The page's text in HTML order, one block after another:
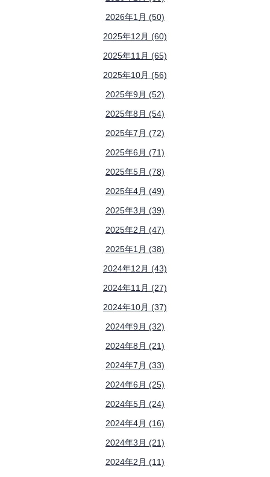
2026年1月 (50)
2025年12月 (60)
2025年11月 (65)
2025年10月 (56)
2025年9月 (52)
2025年8月 (54)
2025年7月 (72)
2025年6月 (71)
2025年5月 (78)
2025年4月 (49)
2025年3月 (39)
2025年2月 (47)
2025年1月 (38)
2024年12月 (43)
2024年11月 (27)
2024年10月 (37)
2024年9月 (32)
2024年8月 (21)
2024年7月 (33)
2024年6月 (25)
2024年5月 (24)
2024年4月 (16)
2024年3月 (21)
2024年2月 (11)